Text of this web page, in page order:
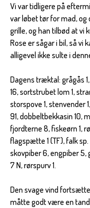
Vi var tidligere på
var løbet tør for mad, og
grille, og han tilbød at vi
Rose er sågar i bil, så vi
alligevel ikke sulte i
Dagens træktal: grågås
16, sortstrubet lom 1,
storspove 1, stenvender
91, dobbeltbekkasin 10,
fjordterne 8, fiskeørn 1,
flagspætte 1 (TF), falk sp.
skovpiber 6, engpiber 5,
7 N, rørspurv 1.
Den svage vind
måtte godt være en